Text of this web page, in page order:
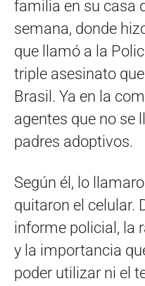
familia en su casa
semana, donde
que llamó a la
triple asesinato
Brasil. Ya en la
agentes que no se
padres adoptivos.
Según él, lo
quitaron el celular.
informe policial, la
y la importancia
poder utilizar ni el